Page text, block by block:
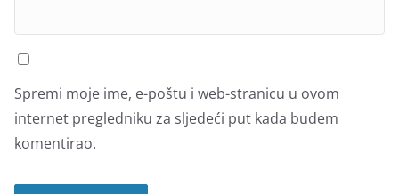
Spremi moje ime, e-poštu i web-stranicu u ovom
internet pregledniku za sljedeći put kada budem
komentirao.